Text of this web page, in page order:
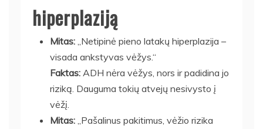
hiperplaziją
Mitas: „Netipinė pieno latakų hiperplazija –
visada ankstyvas vėžys.“
Faktas: ADH nėra vėžys, nors ir padidina jo
riziką. Dauguma tokių atvejų nesivysto į
vėžį.
Mitas: „Pašalinus pakitimus, vėžio rizika